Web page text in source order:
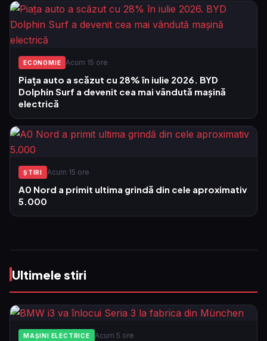
ECONOMIE Acum 15 ore
Piața auto a scăzut cu 28% în iulie 2026. BYD
Dolphin Surf a devenit cea mai vândută mașină
electrică
ŞTIRI Acum 15 ore
A0 Nord a primit ultima grindă din cele aproximativ
5.000
Ultimele stiri
MAȘINI ELECTRICE Acum 5 ore